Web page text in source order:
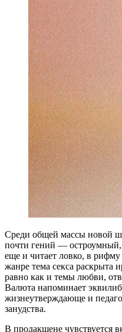
Среди общей массы новой
почти гений —
еще и читает ловко, в
жанре тема секса раскрыта
равно как и темы любви,
Валюта напоминает
жизнеутверждающе и
занудства.
В продакшене чувствуется